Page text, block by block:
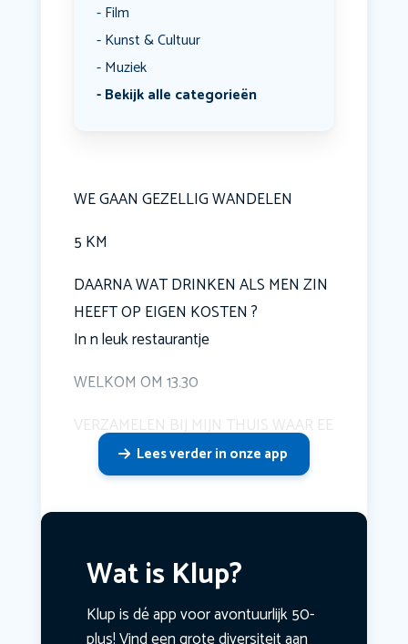
Film
Kunst & Cultuur
Muziek
Bekijk alle categorieën
WE GAAN GEZELLIG WANDELEN
5 KM
DAARNA WAT DRINKEN ALS MEN ZIN
HEEFT OP EIGEN KOSTEN ?
In n leuk restaurantje
WELKOM OM 13.30
VERZAMELEN BIJ MIJN THUIS WAAR EE
Lees verder in onze app
Wat is Klup?
Klup is dé app voor avontuurlijk 50-